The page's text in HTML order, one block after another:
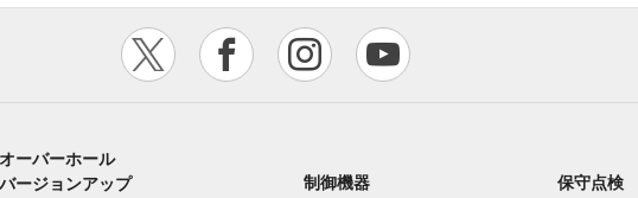
ーバーホール
ージョンアップ
制御機器 保守点検